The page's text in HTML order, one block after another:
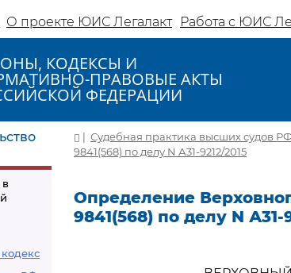
О проекте ЮИС Легалакт Работа с ЮИС
КОДЕКСЫ И
ПРАВОВЫЕ АКТЫ
ФЕДЕРАЦИИ
| Судебная практика высших судов
9841(568) по делу N А31-9212/2015
Определение
9841(568) по делу N А31-